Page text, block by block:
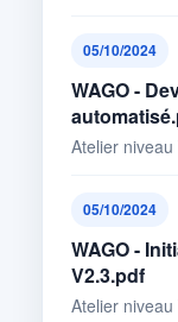
05/10/2024
WAGO -
Atelier niveau
05/10/2024
WAGO -
V2.3.pdf
Atelier niveau